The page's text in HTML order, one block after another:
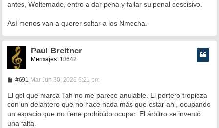
antes, Woltemade, entro a dar pena y fallar su penal descisivo.
Así menos van a querer soltar a los Nmecha.
Paul Breitner
Mensajes:13642
#691 M
n
s
a
j
e
Mar Jun 30, 2026 6:21 pm
El gol que marca Tah no me parece anulable. El portero tropieza
con un delantero que no hace nada más que estar ahí, ocupando
un espacio que no tiene prohibido ocupar. El árbitro se inventó
una falta.